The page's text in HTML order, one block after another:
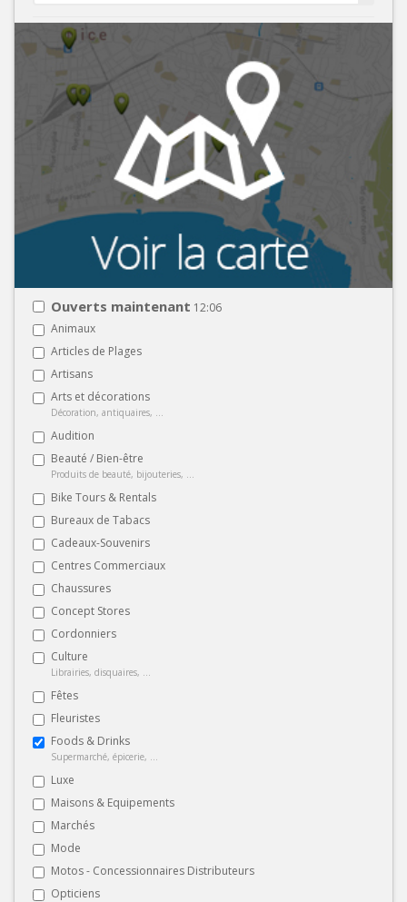
Ouverts maintenant 12:06
Animaux
Articles de Plages
Artisans
Arts et décorations
Décoration, antiquaires, ...
Audition
Beauté / Bien-être
Produits de beauté, bijouteries, ...
Bike Tours & Rentals
Bureaux de Tabacs
Cadeaux-Souvenirs
Centres Commerciaux
Chaussures
Concept Stores
Cordonniers
Culture
Librairies, disquaires, ...
Fêtes
Fleuristes
Foods & Drinks
Supermarché, épicerie, ...
Luxe
Maisons & Equipements
Marchés
Mode
Motos - Concessionnaires Distributeurs
Opticiens